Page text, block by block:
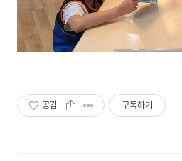
공감 구독하기